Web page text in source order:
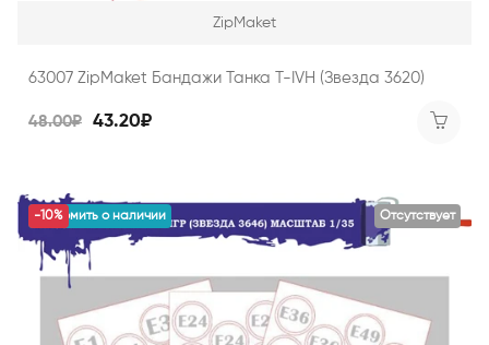
ZipMaket
63007 ZipMaket Бандажи Танка T-IVH (Звезда 3620)
48.00₽ 43.20₽
Отсутствует
уведомить о наличии
-10%